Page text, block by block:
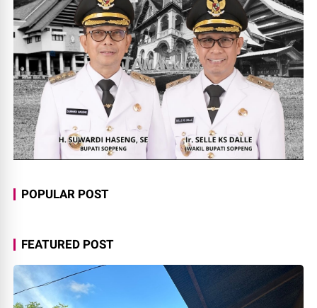
POPULAR POST
FEATURED POST